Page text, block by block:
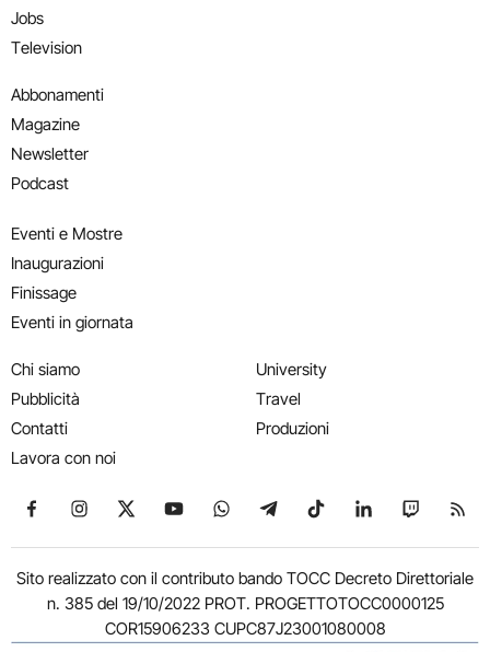
Jobs
Television
Abbonamenti
Magazine
Newsletter
Podcast
Eventi e Mostre
Inaugurazioni
Finissage
Eventi in giornata
Chi siamo
Pubblicità
Contatti
Lavora con noi
University
Travel
Produzioni
Seguici su Facebook
Seguici su Instagram
Seguici su X
Seguici su YouTube
Seguici su WhatsApp
Seguici su Telegram
Seguici su TikTok
Seguici su
Seguici
Sito realizzato con il contributo bando TOCC Decreto Direttoriale
n. 385 del 19/10/2022 PROT. PROGETTOTOCC0000125
COR15906233 CUPC87J23001080008